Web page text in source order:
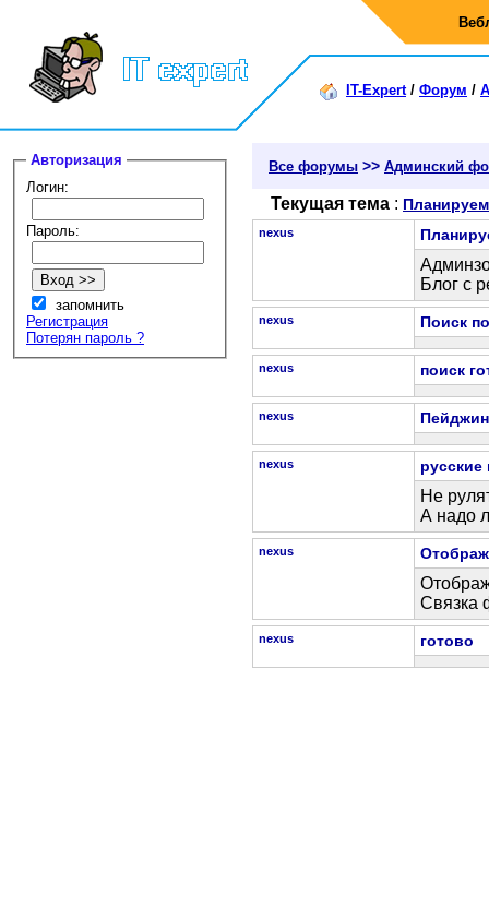
IT-Expert/ Форум /
Авторизация
Логин:
Пароль:
запомнить
Регистрация
Потерян пароль ?
Все форумы >> Админский
Текущая тема :
nexus
Блог с
nexus Поиск
nexus поиск
nexus
nexus
Не
А надо
nexus
Связка
nexus готово